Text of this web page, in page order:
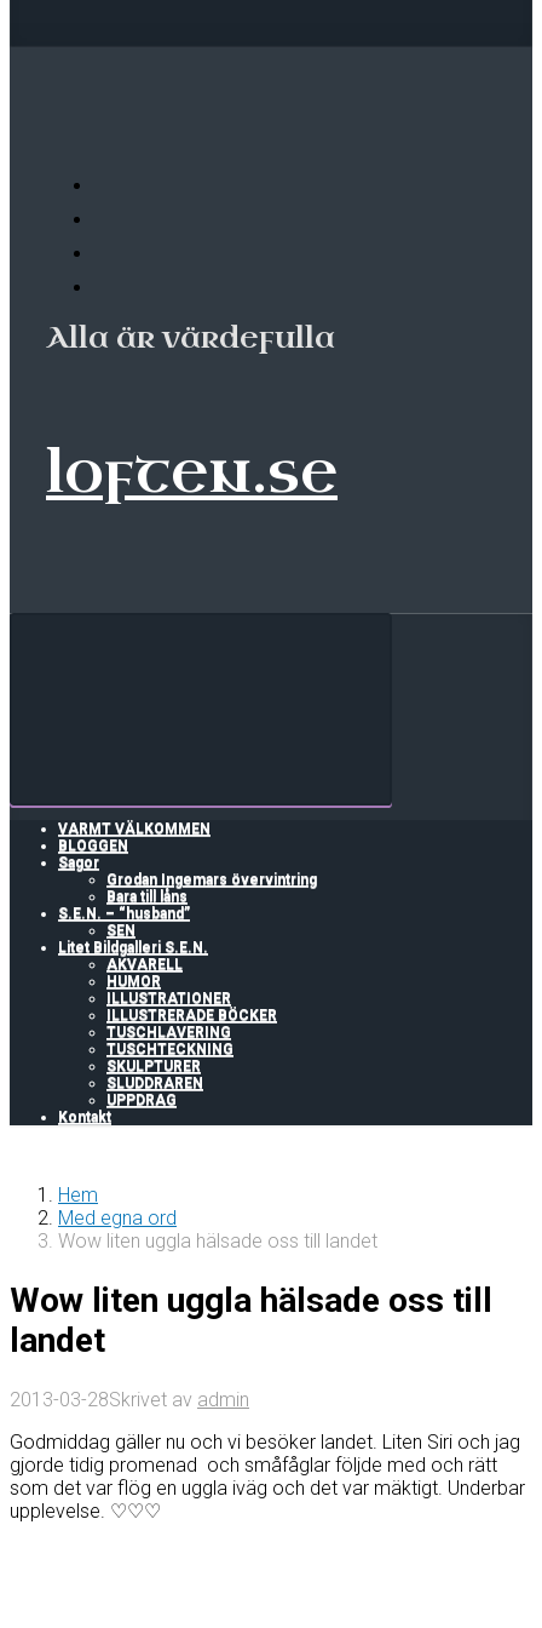
Alla är värdefulla
loften.se
VARMT VÄLKOMMEN
BLOGGEN
Sagor
Grodan Ingemars övervintring
Bara till låns
S.E.N. – “husband”
SEN
Litet Bildgalleri S.E.N.
AKVARELL
HUMOR
ILLUSTRATIONER
ILLUSTRERADE BÖCKER
TUSCHLAVERING
TUSCHTECKNING
SKULPTURER
SLUDDRAREN
UPPDRAG
Kontakt
Hem
Med egna ord
Wow liten uggla hälsade oss till landet
Wow liten uggla hälsade oss till
landet
2013-03-28Skrivet av admin
Godmiddag gäller nu och vi besöker landet. Liten Siri och jag
gjorde tidig promenad och småfåglar följde med och rätt
som det var flög en uggla iväg och det var mäktigt. Underbar
upplevelse. ♡♡♡